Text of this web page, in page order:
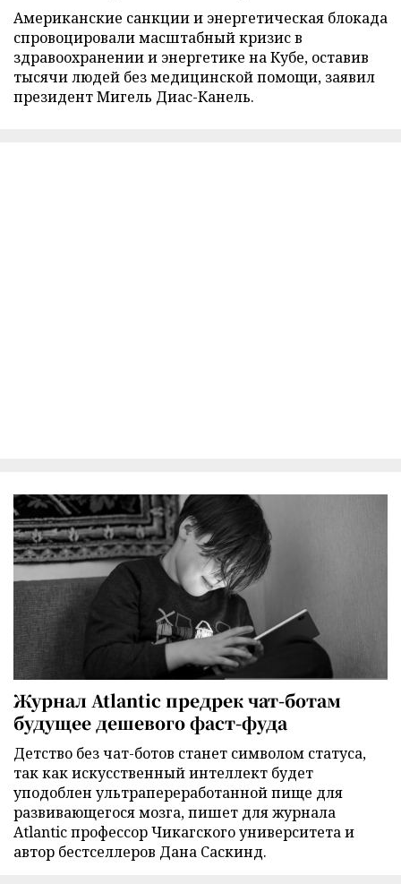
Американские санкции и энергетическая блокада
спровоцировали масштабный кризис в
здравоохранении и энергетике на Кубе, оставив
тысячи людей без медицинской помощи, заявил
президент Мигель Диас-Канель.
Журнал Atlantic предрек чат-ботам
будущее дешевого фаст-фуда
Детство без чат-ботов станет символом статуса,
так как искусственный интеллект будет
уподоблен ультрапереработанной пище для
развивающегося мозга, пишет для журнала
Atlantic профессор Чикагского университета и
автор бестселлеров Дана Саскинд.